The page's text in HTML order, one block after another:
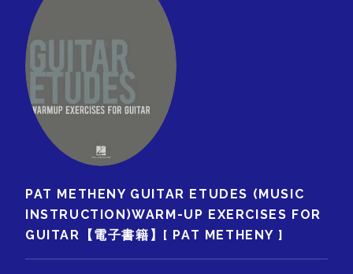
PAT METHENY GUITAR ETUDES (MUSIC
INSTRUCTION)WARM-UP EXERCISES FOR
GUITAR【電子書籍】[ PAT METHENY ]